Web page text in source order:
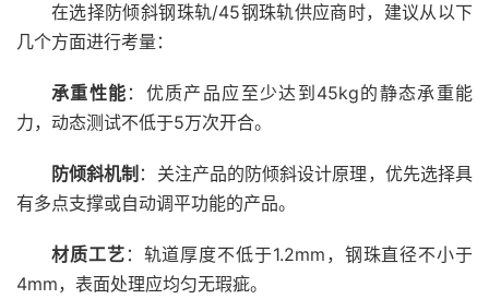
在选择防倾斜钢珠轨/45钢珠轨供应商时，建议从以下
几个方面进行考量：
承重性能 ：优质产品应至少达到45kg的静态承重能
力，动态测试不低于5万次开合。
防倾斜机制 ：关注产品的防倾斜设计原理，优先选择具
有多点支撑或自动调平功能的产品。
材质工艺 ：轨道厚度不低于1.2mm，钢珠直径不小于
4mm，表面处理应均匀无瑕疵。